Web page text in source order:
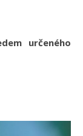
určeného